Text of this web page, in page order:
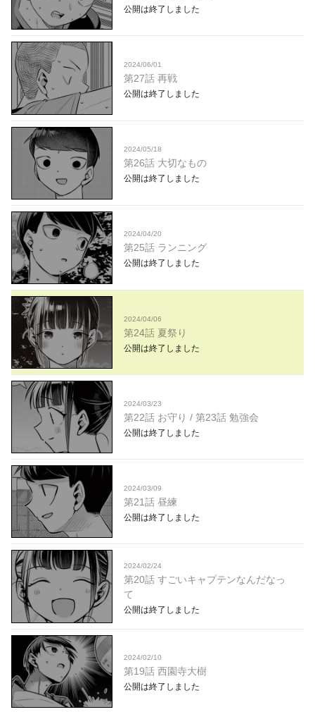
公開は終了しました
2024/06/01
第27話 再戦
公開は終了しました
2024/05/18
第26話 大切なもの
公開は終了しました
2024/04/20
第25話 ランニング
公開は終了しました
2024/04/06
第24話 夏祭り
公開は終了しました
2024/03/23
第22話 お守り / 第23話 勉強会
公開は終了しました
2024/03/09
第21話 昼練
公開は終了しました
2024/02/24
第20話 すごいキャプテンなんだなっ
て
公開は終了しました
2024/02/10
第19話 西園寺大樹
公開は終了しました